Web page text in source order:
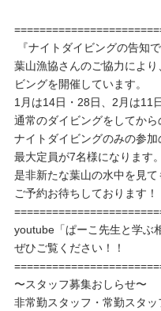
『ナイトダイビングの告知で
葉山漁協さんのご協力によ
ビングを開催しています。
1月は14日・28日、2月は11
通常のダイビングをしてから
ナイトダイビングのみの参加
最大定員が7名様になります。
是非新たな葉山の水中を見て
ご予約お待ちしております！
youtube「ぱーこ先生と学ぶ
ぜひご覧ください！！
〜スタッフ募集おしらせ〜
非常勤スタッフ・常勤スタ